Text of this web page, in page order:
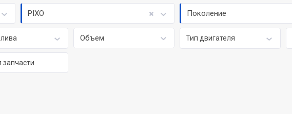
PIXO Поколение
Объем Тип двигателя